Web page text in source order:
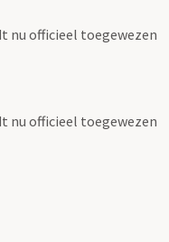
nu officieel toegewezen
nu officieel toegewezen